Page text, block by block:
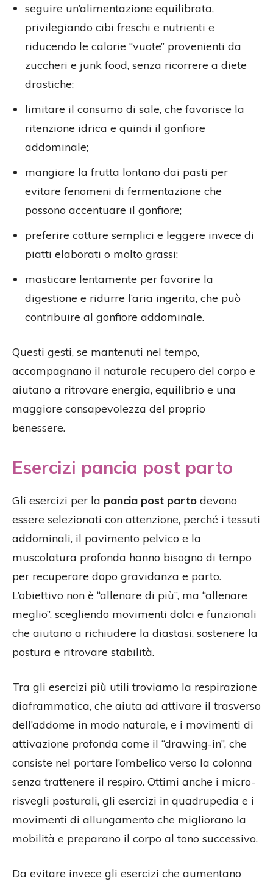
seguire un’alimentazione equilibrata,
privilegiando cibi freschi e nutrienti e
riducendo le calorie “vuote” provenienti da
zuccheri e junk food, senza ricorrere a diete
drastiche;
limitare il consumo di sale, che favorisce la
ritenzione idrica e quindi il gonfiore
addominale;
mangiare la frutta lontano dai pasti per
evitare fenomeni di fermentazione che
possono accentuare il gonfiore;
preferire cotture semplici e leggere invece di
piatti elaborati o molto grassi;
masticare lentamente per favorire la
digestione e ridurre l’aria ingerita, che può
contribuire al gonfiore addominale.
Questi gesti, se mantenuti nel tempo,
accompagnano il naturale recupero del corpo e
aiutano a ritrovare energia, equilibrio e una
maggiore consapevolezza del proprio
benessere.
Esercizi pancia post parto
Gli esercizi per la pancia post parto devono
essere selezionati con attenzione, perché i tessuti
addominali, il pavimento pelvico e la
muscolatura profonda hanno bisogno di tempo
per recuperare dopo gravidanza e parto.
L’obiettivo non è “allenare di più”, ma “allenare
meglio”, scegliendo movimenti dolci e funzionali
che aiutano a richiudere la diastasi, sostenere la
postura e ritrovare stabilità.
Tra gli esercizi più utili troviamo la respirazione
diaframmatica, che aiuta ad attivare il trasverso
dell’addome in modo naturale, e i movimenti di
attivazione profonda come il “drawing-in”, che
consiste nel portare l’ombelico verso la colonna
senza trattenere il respiro. Ottimi anche i micro-
risvegli posturali, gli esercizi in quadrupedia e i
movimenti di allungamento che migliorano la
mobilità e preparano il corpo al tono successivo.
Da evitare invece gli esercizi che aumentano